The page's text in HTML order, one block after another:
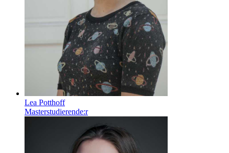
Lea Potthoff
Masterstudierende:r